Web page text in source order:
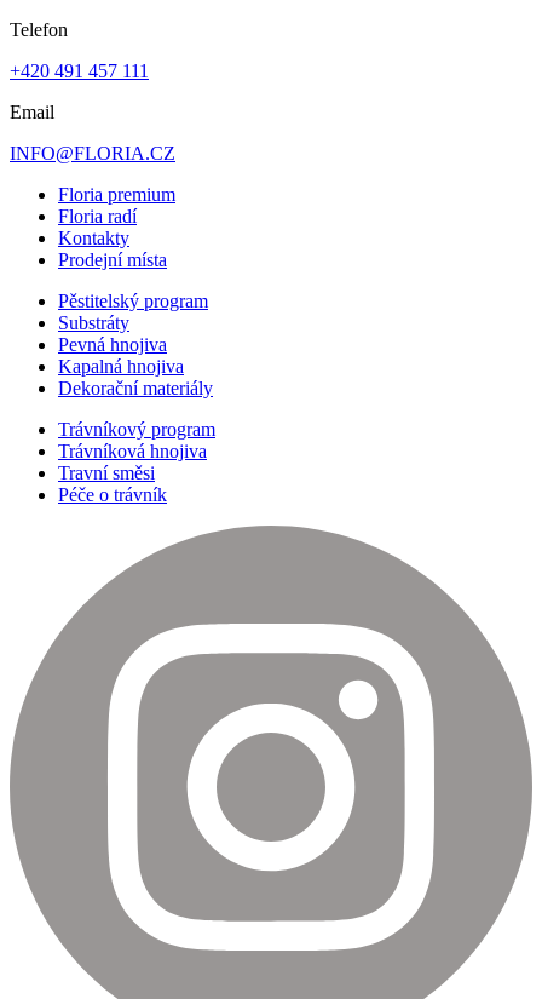
Telefon
+420 491 457 111
Email
INFO@FLORIA.CZ
Floria premium
Floria radí
Kontakty
Prodejní místa
Pěstitelský program
Substráty
Pevná hnojiva
Kapalná hnojiva
Dekorační materiály
Trávníkový program
Trávníková hnojiva
Travní směsi
Péče o trávník